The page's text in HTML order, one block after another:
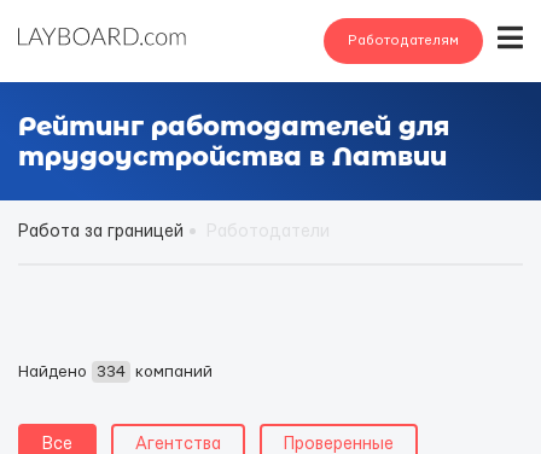
Работодателям
Рейтинг работодателей для
трудоустройства в Латвии
Работа за границей
Найдено 334 компаний
Все Агентства Проверенные